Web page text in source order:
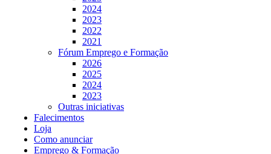
2024
2023
2022
2021
Fórum Emprego e Formação
2026
2025
2024
2023
Outras iniciativas
Falecimentos
Loja
Como anunciar
Emprego & Formação